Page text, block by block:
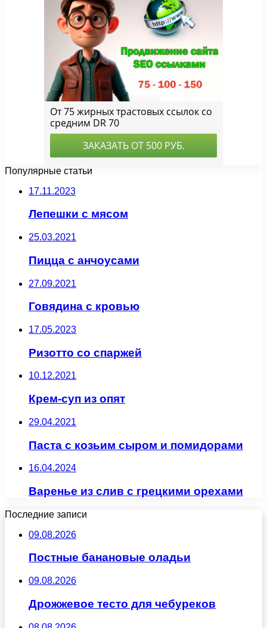
Популярные статьи
17.11.2023
Лепешки с мясом
25.03.2021
Пицца с анчоусами
27.09.2021
Говядина с кровью
17.05.2023
Ризотто со спаржей
10.12.2021
Крем-суп из опят
29.04.2021
Паста с козьим сыром и помидорами
16.04.2024
Варенье из слив с грецкими орехами
Последние записи
09.08.2026
Постные банановые оладьи
09.08.2026
Дрожжевое тесто для чебуреков